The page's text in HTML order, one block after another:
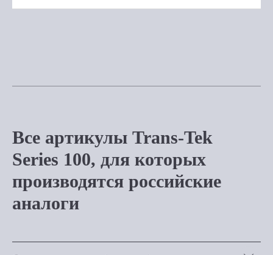
Все артикулы Trans-Tek
Series 100, для которых
производятся российские
аналоги